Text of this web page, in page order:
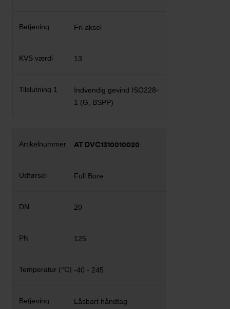
Fri aksel
13
Indvendig gevind ISO228-
1 (G, BSPP)
AT DVC1310010020
Full Bore
20
125
-40 - 245
Låsbart håndtag